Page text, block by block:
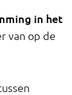
in het
van op de